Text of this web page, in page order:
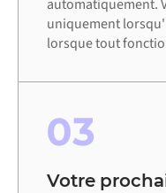
automatiquement.
uniquement
lorsque tout
03
Votre